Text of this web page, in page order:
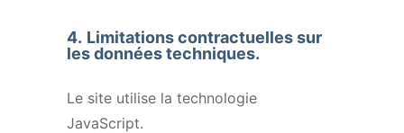
4. Limitations contractuelles sur
les données techniques.
Le site utilise la technologie
JavaScript.